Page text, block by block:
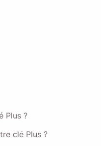
Plus ?
clé Plus ?